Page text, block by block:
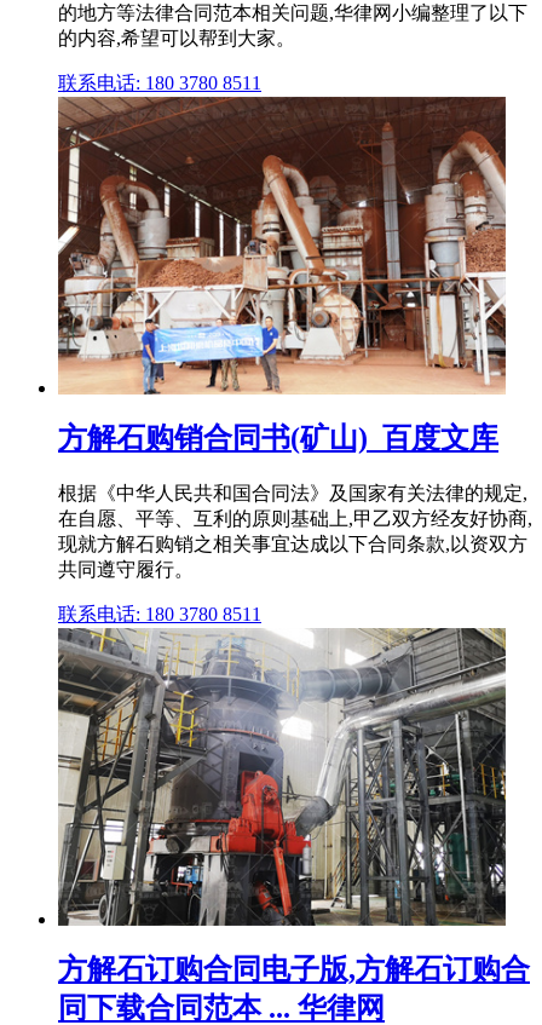
的地方等法律合同范本相关问题,华律网小编整理了以下
的内容,希望可以帮到大家。
联系电话: 180 3780 8511
方解石购销合同书(矿山)_百度文库
根据《中华人民共和国合同法》及国家有关法律的规定,
在自愿、平等、互利的原则基础上,甲乙双方经友好协商,
现就方解石购销之相关事宜达成以下合同条款,以资双方
共同遵守履行。
联系电话: 180 3780 8511
方解石订购合同电子版,方解石订购合
同下载合同范本 ... 华律网